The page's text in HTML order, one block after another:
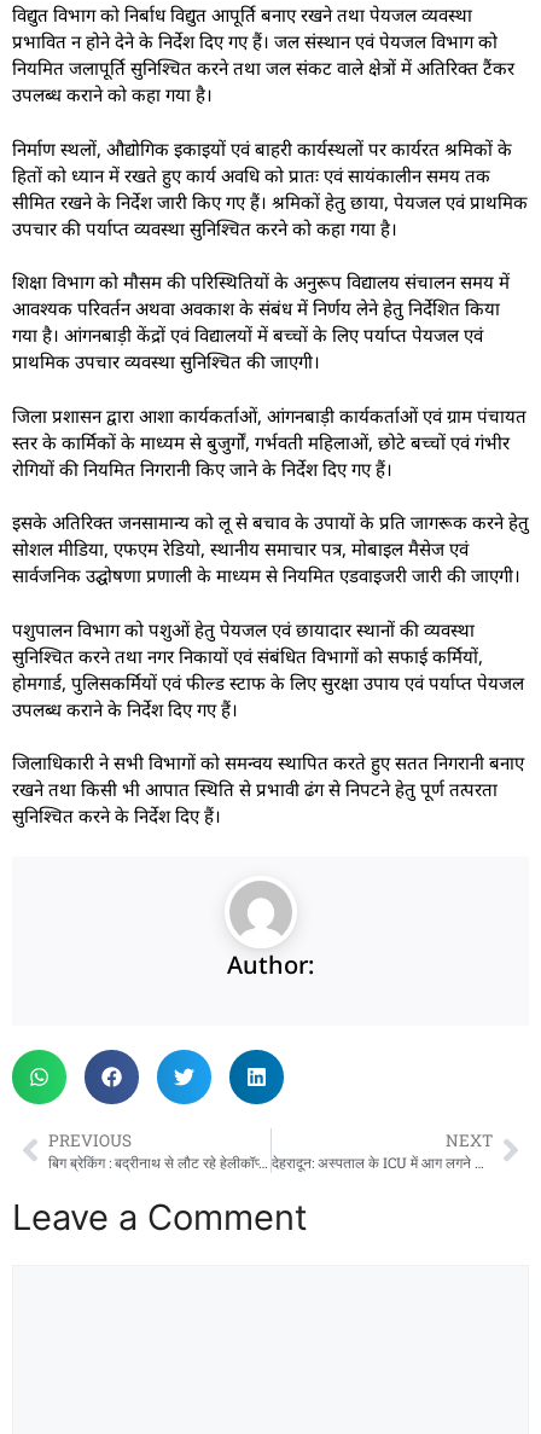
विद्युत विभाग को निर्बाध विद्युत आपूर्ति बनाए रखने तथा पेयजल व्यवस्था
प्रभावित न होने देने के निर्देश दिए गए हैं। जल संस्थान एवं पेयजल विभाग को
नियमित जलापूर्ति सुनिश्चित करने तथा जल संकट वाले क्षेत्रों में अतिरिक्त टैंकर
उपलब्ध कराने को कहा गया है।
निर्माण स्थलों, औद्योगिक इकाइयों एवं बाहरी कार्यस्थलों पर कार्यरत श्रमिकों के
हितों को ध्यान में रखते हुए कार्य अवधि को प्रातः एवं सायंकालीन समय तक
सीमित रखने के निर्देश जारी किए गए हैं। श्रमिकों हेतु छाया, पेयजल एवं प्राथमिक
उपचार की पर्याप्त व्यवस्था सुनिश्चित करने को कहा गया है।
शिक्षा विभाग को मौसम की परिस्थितियों के अनुरूप विद्यालय संचालन समय में
आवश्यक परिवर्तन अथवा अवकाश के संबंध में निर्णय लेने हेतु निर्देशित किया
गया है। आंगनबाड़ी केंद्रों एवं विद्यालयों में बच्चों के लिए पर्याप्त पेयजल एवं
प्राथमिक उपचार व्यवस्था सुनिश्चित की जाएगी।
जिला प्रशासन द्वारा आशा कार्यकर्ताओं, आंगनबाड़ी कार्यकर्ताओं एवं ग्राम पंचायत
स्तर के कार्मिकों के माध्यम से बुजुर्गों, गर्भवती महिलाओं, छोटे बच्चों एवं गंभीर
रोगियों की नियमित निगरानी किए जाने के निर्देश दिए गए हैं।
इसके अतिरिक्त जनसामान्य को लू से बचाव के उपायों के प्रति जागरूक करने हेतु
सोशल मीडिया, एफएम रेडियो, स्थानीय समाचार पत्र, मोबाइल मैसेज एवं
सार्वजनिक उद्घोषणा प्रणाली के माध्यम से नियमित एडवाइजरी जारी की जाएगी।
पशुपालन विभाग को पशुओं हेतु पेयजल एवं छायादार स्थानों की व्यवस्था
सुनिश्चित करने तथा नगर निकायों एवं संबंधित विभागों को सफाई कर्मियों,
होमगार्ड, पुलिसकर्मियों एवं फील्ड स्टाफ के लिए सुरक्षा उपाय एवं पर्याप्त पेयजल
उपलब्ध कराने के निर्देश दिए गए हैं।
जिलाधिकारी ने सभी विभागों को समन्वय स्थापित करते हुए सतत निगरानी बनाए
रखने तथा किसी भी आपात स्थिति से प्रभावी ढंग से निपटने हेतु पूर्ण तत्परता
सुनिश्चित करने के निर्देश दिए हैं।
Author:
PREVIOUS
बिग ब्रेकिंग : बद्रीनाथ से लौट रहे हेलीकॉप्टर की टिहरी में इमरजेंसी लैंडिंग, महिला पायलट की सूझबूझ से टला बड़ा हादसा
NEXT
देहरादून: अस्पताल के ICU में आग लगने से महिला मरीज की मौत, छह अन्य भी झुलसे; दो की हालत गंभीर
Leave a Comment